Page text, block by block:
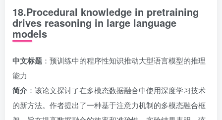
18.Procedural knowledge in pretraining
drives reasoning in large language
models
中文标题 ：预训练中的程序性知识推动大型语言模型的推理
能力
简介 ：该论文探讨了在多模态数据融合中使用深度学习技术
的新方法。作者提出了一种基于注意力机制的多模态融合框